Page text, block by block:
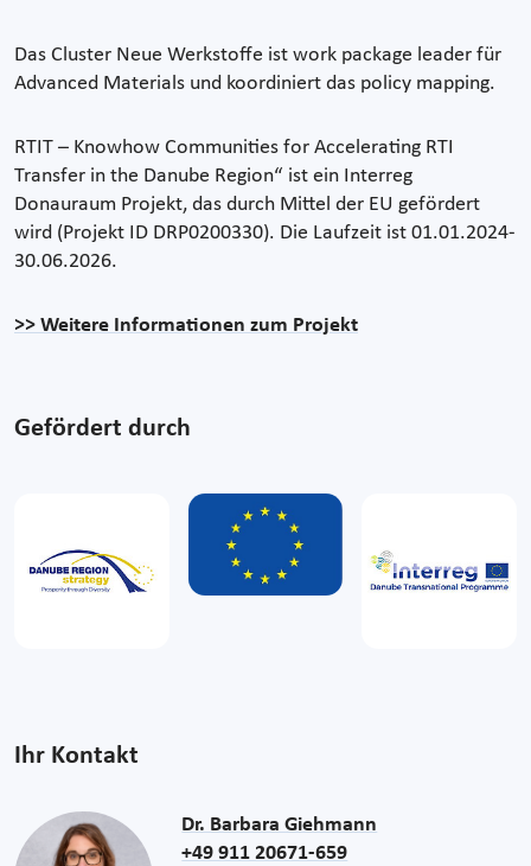
Das Cluster Neue Werkstoffe ist work package leader für
Advanced Materials und koordiniert das policy mapping.
RTIT – Knowhow Communities for Accelerating RTI
Transfer in the Danube Region“ ist ein Interreg
Donauraum Projekt, das durch Mittel der EU gefördert
wird (Projekt ID DRP0200330). Die Laufzeit ist 01.01.2024-
30.06.2026.
>> Weitere Informationen zum Projekt
Gefördert durch
Ihr Kontakt
Dr. Barbara Giehmann
+49 911 20671-659